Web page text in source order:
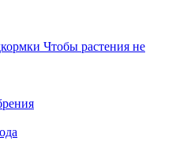
Чтобы растения не